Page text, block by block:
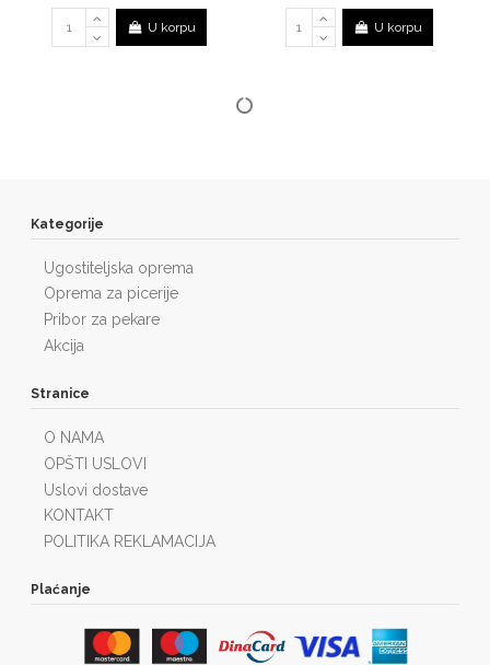
U korpu U korpu
Kategorije
Ugostiteljska oprema
Oprema za picerije
Pribor za pekare
Akcija
Stranice
O NAMA
OPŠTI USLOVI
Uslovi dostave
KONTAKT
POLITIKA REKLAMACIJA
Plaćanje